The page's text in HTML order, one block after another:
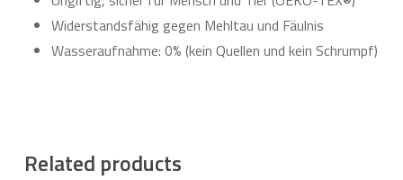
Widerstandsfähig gegen Mehltau und Fäulnis
Wasseraufnahme: 0% (kein Quellen und kein Schrumpf)
Related products